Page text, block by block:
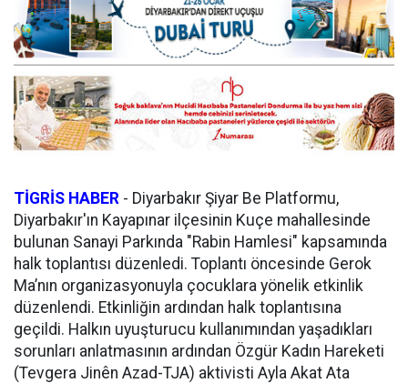
TİGRİS HABER - Diyarbakır Şiyar Be Platformu,
Diyarbakır'ın Kayapınar ilçesinin Kuçe mahallesinde
bulunan Sanayi Parkında "Rabin Hamlesi" kapsamında
halk toplantısı düzenledi. Toplantı öncesinde Gerok
Ma’nın organizasyonuyla çocuklara yönelik etkinlik
düzenlendi. Etkinliğin ardından halk toplantısına
geçildi. Halkın uyuşturucu kullanımından yaşadıkları
sorunları anlatmasının ardından Özgür Kadın Hareketi
(Tevgera Jinên Azad-TJA) aktivisti Ayla Akat Ata